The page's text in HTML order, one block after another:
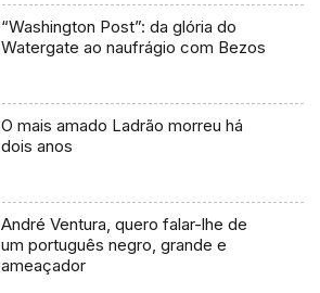
“Washington Post”: da glória do
Watergate ao naufrágio com Bezos
O mais amado Ladrão morreu há
dois anos
André Ventura, quero falar-lhe de
um português negro, grande e
ameaçador